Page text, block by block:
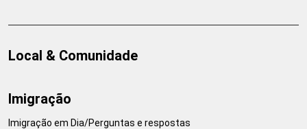
Local & Comunidade
Imigração
Imigração em Dia/Perguntas e respostas